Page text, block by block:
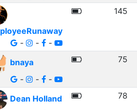
-
- -
145
bnaya
-
- -
75
Dean Holland
78